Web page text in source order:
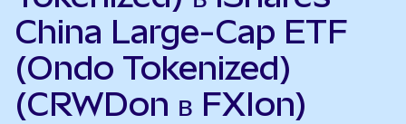
China Large-Cap ETF
(Ondo Tokenized)
(CRWDon в FXIon)